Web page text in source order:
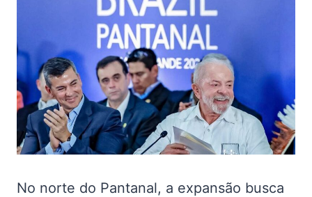
No norte do Pantanal, a expansão busca